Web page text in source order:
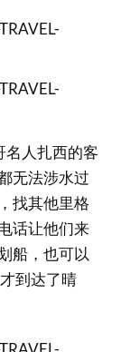
名人扎西的客
无法涉水过
找其他里格
话让他们来
船，也可以
到达了晴